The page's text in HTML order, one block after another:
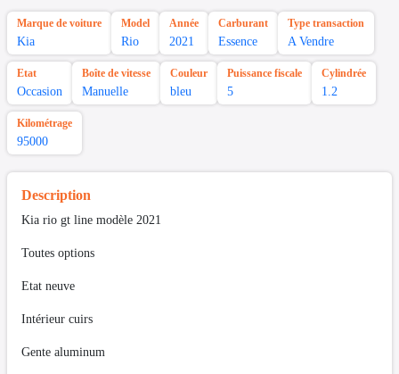
Marque de voiture
Kia
Model
Rio
Année
2021
Carburant
Essence
Type transaction
A Vendre
Etat
Occasion
Boîte de vitesse
Manuelle
Couleur
bleu
Puissance fiscale
5
Cylindrée
1.2
Kilométrage
95000
Description
Kia rio gt line modèle 2021
Toutes options
Etat neuve
Intérieur cuirs
Gente aluminum